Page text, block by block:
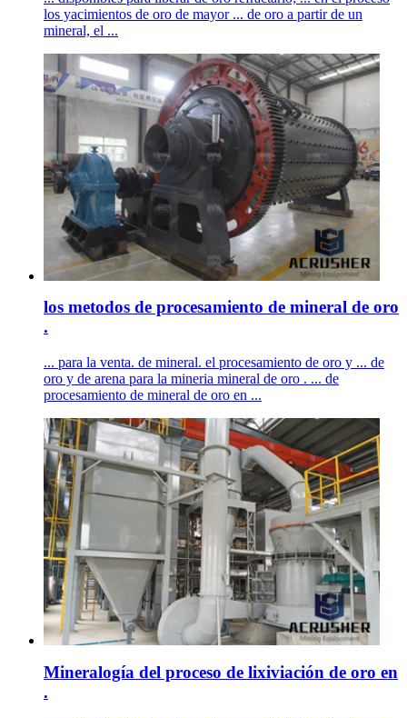
los yacimientos de oro de mayor ... de oro a partir de un
mineral, el ...
los metodos de procesamiento de mineral de oro
.
... para la venta. de mineral. el procesamiento de oro y ... de
oro y de arena para la mineria mineral de oro . ... de
procesamiento de mineral de oro en ...
Mineralogía del proceso de lixiviación de oro en
.